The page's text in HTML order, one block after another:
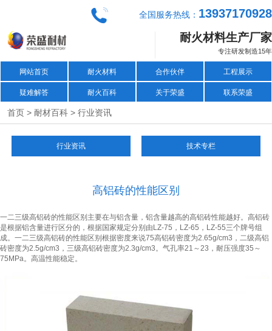
全国服务热线： 13937170928
耐火材料生产厂家
专注研发制造15年
网站首页 耐火材料 合作伙伴 工程展示
疑难解答 耐火百科 关于荣盛 联系荣盛
首页 > 耐材百科 > 行业资讯
行业资讯 技术专栏
高铝砖的性能区别
一二三级高铝砖的性能区别主要在与铝含量，铝含量越高的高铝砖性能越好。高铝砖
是根据铝含量进行区分的，根据国家规定分别由LZ-75，LZ-65，LZ-55三个牌号组
成。一二三级高铝砖的性能区别根据密度来说75高铝砖密度为2.65g/cm3，二级高铝
砖密度为2.5g/cm3，三级高铝砖密度为2.3g/cm3。气孔率21～23，耐压强度35～
75MPa。高温性能稳定。